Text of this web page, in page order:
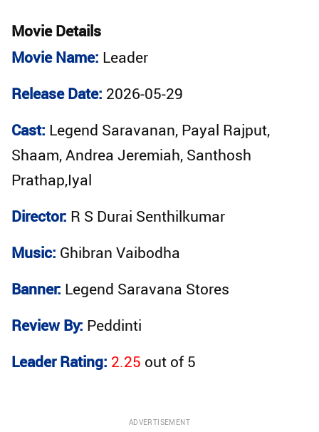
Movie Details
Movie Name: Leader
Release Date: 2026-05-29
Cast: Legend Saravanan, Payal Rajput,
Shaam, Andrea Jeremiah, Santhosh
Prathap,Iyal
Director: R S Durai Senthilkumar
Music: Ghibran Vaibodha
Banner: Legend Saravana Stores
Review By: Peddinti
Leader Rating: 2.25 out of5
ADVERTISEMENT